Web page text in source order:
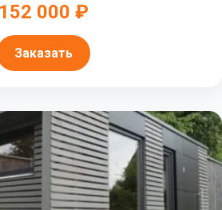
152 000 ₽
Заказать